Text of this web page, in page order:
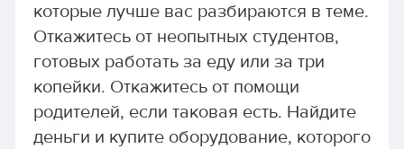
которые лучше вас разбираются в теме.
Откажитесь от неопытных студентов,
готовых работать за еду или за три
копейки. Откажитесь от помощи
родителей, если таковая есть. Найдите
деньги и купите оборудование, которого